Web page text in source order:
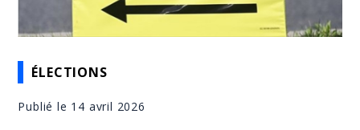
ÉLECTIONS
Publié le 14 avril 2026